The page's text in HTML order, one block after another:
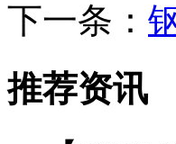
下一条：
推荐资讯